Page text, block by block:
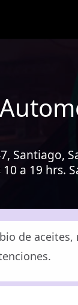
Santiago,
a 19 hrs.
de